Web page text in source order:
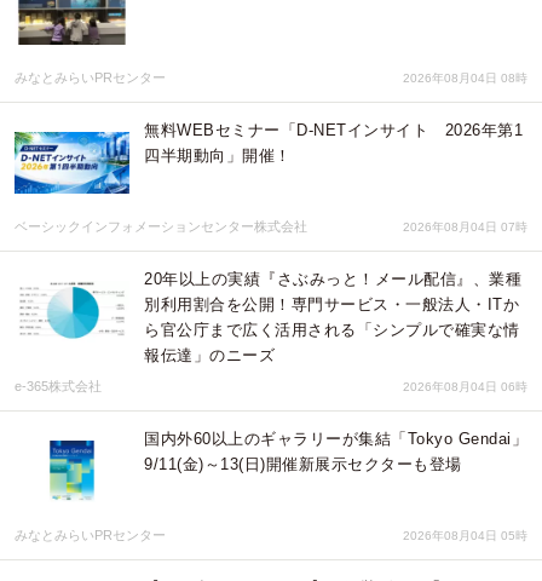
みなとみらいPRセンター 2026年08月04日 08時
無料WEBセミナー「D-NETインサイト 2026年第1
四半期動向」開催！
ベーシックインフォメーションセンター株式会社 2026年08月04日 07時
20年以上の実績『さぶみっと！メール配信』、業種
別利用割合を公開！専門サービス・一般法人・ITか
ら官公庁まで広く活用される「シンプルで確実な情
報伝達」のニーズ
e-365株式会社 2026年08月04日 06時
国内外60以上のギャラリーが集結「Tokyo Gendai」
9/11(金)～13(日)開催新展示セクターも登場
みなとみらいPRセンター 2026年08月04日 05時